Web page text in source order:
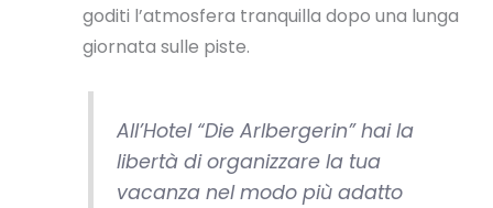
goditi l’atmosfera tranquilla dopo una lunga
giornata sulle piste.
All’Hotel “Die Arlbergerin” hai la
libertà di organizzare la tua
vacanza nel modo più adatto